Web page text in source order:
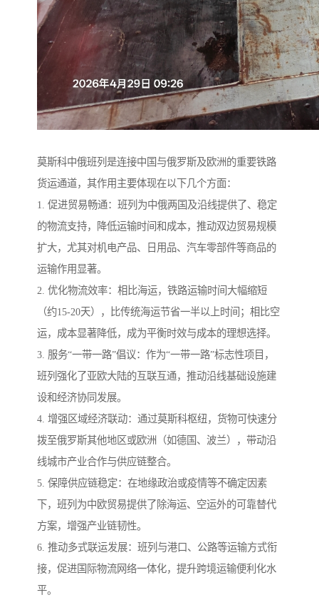
莫斯科中俄班列是连接中国与俄罗斯及欧洲的重要铁路
货运通道，其作用主要体现在以下几个方面：
1. 促进贸易畅通：班列为中俄两国及沿线提供了、稳定
的物流支持，降低运输时间和成本，推动双边贸易规模
扩大，尤其对机电产品、日用品、汽车零部件等商品的
运输作用显著。
2. 优化物流效率：相比海运，铁路运输时间大幅缩短
（约15-20天），比传统海运节省一半以上时间；相比空
运，成本显著降低，成为平衡时效与成本的理想选择。
3. 服务“一带一路”倡议：作为“一带一路”标志性项目，
班列强化了亚欧大陆的互联互通，推动沿线基础设施建
设和经济协同发展。
4. 增强区域经济联动：通过莫斯科枢纽，货物可快速分
拨至俄罗斯其他地区或欧洲（如德国、波兰），带动沿
线城市产业合作与供应链整合。
5. 保障供应链稳定：在地缘政治或疫情等不确定因素
下，班列为中欧贸易提供了除海运、空运外的可靠替代
方案，增强产业链韧性。
6. 推动多式联运发展：班列与港口、公路等运输方式衔
接，促进国际物流网络一体化，提升跨境运输便利化水
平。